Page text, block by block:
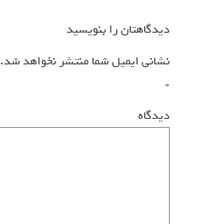
دیدگاهتان را بنویسید
نشانی ایمیل شما منتشر نخواهد شد.
*
دیدگاه